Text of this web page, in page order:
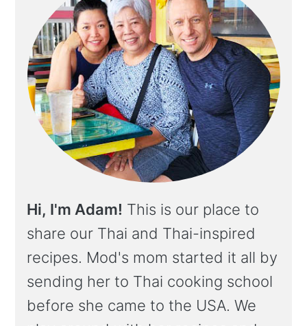
Hi, I'm Adam! This is our place to
share our Thai and Thai-inspired
recipes. Mod's mom started it all by
sending her to Thai cooking school
before she came to the USA. We